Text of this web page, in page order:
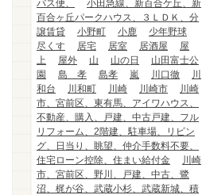
バス便、
小田急線、新百合ケ丘、新
百合ヶ丘パークハウス、３ＬＤＫ、分
譲賃貸
小野町 小鹿
少年野球
尽くす
居宅 居室 居酒屋
屋
上
屋外 山 山の日
山田富士公
園
島 孝 島孝 嵐 川口徹
川
和台
川和町 川崎 川崎市
川崎
市、宮前区、東有馬、アイワハウス、
不動産、購入、戸建、中古戸建、フル
リフォーム、2階建、駐車場、リビン
グ、日当り、眺望、仲介手数料不要、
住宅ローン控除、住まい給付金
川崎
市、宮前区、野川、戸建、中古、鷺
沼、梶が谷、武蔵小杉、武蔵新城、積